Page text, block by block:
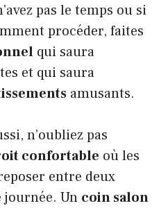
pas le temps ou si
procéder, faites
qui saura
et qui saura
amusants.
n’oubliez pas
confortable où les
entre deux
journée. Un coin salon